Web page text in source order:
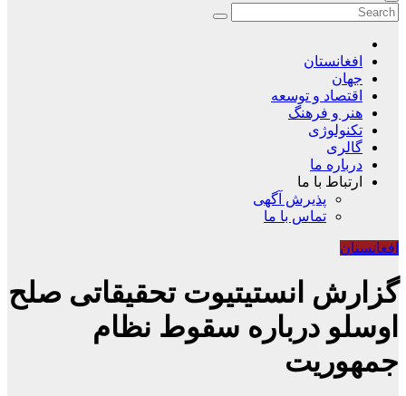
افغانستان
جهان
اقتصاد و توسعه
هنر و فرهنگ
تکنولوژی
گالری
درباره ما
ارتباط با ما
پذیرش آگهی
تماس با ما
افغانستان
گزارش انستیتیوت تحقیقاتی صلح
اوسلو درباره سقوط نظام
جمهوریت